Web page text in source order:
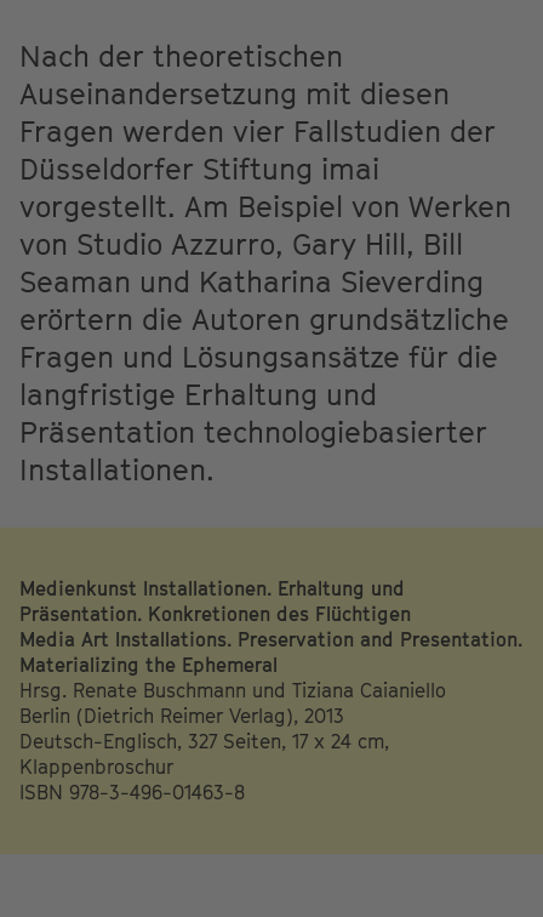
Nach der theoretischen
Auseinandersetzung mit diesen
Fragen werden vier Fallstudien der
Düsseldorfer Stiftung imai
vorgestellt. Am Beispiel von Werken
von Studio Azzurro, Gary Hill, Bill
Seaman und Katharina Sieverding
erörtern die Autoren grundsätzliche
Fragen und Lösungsansätze für die
langfristige Erhaltung und
Präsentation technologiebasierter
Installationen.
Medienkunst Installationen. Erhaltung und
Präsentation. Konkretionen des Flüchtigen
Media Art Installations. Preservation and Presentation.
Materializing the Ephemeral
Hrsg. Renate Buschmann und Tiziana Caianiello
Berlin (Dietrich Reimer Verlag), 2013
Deutsch-Englisch, 327 Seiten, 17 x 24 cm,
Klappenbroschur
ISBN 978-3-496-01463-8